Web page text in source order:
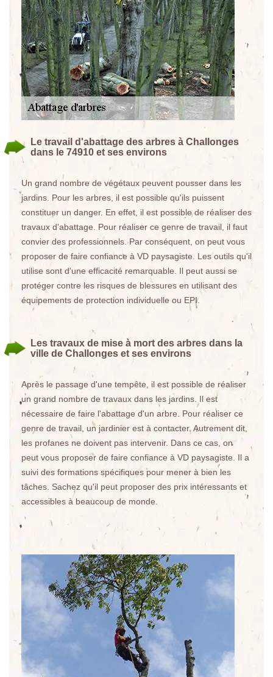
Le travail d'abattage des arbres à Challonges
dans le 74910 et ses environs
Un grand nombre de végétaux peuvent pousser dans les
jardins. Pour les arbres, il est possible qu'ils puissent
constituer un danger. En effet, il est possible de réaliser des
travaux d'abattage. Pour réaliser ce genre de travail, il faut
convier des professionnels. Par conséquent, on peut vous
proposer de faire confiance à VD paysagiste. Les outils qu'il
utilise sont d'une efficacité remarquable. Il peut aussi se
protéger contre les risques de blessures en utilisant des
équipements de protection individuelle ou EPI.
Les travaux de mise à mort des arbres dans la
ville de Challonges et ses environs
Après le passage d'une tempête, il est possible de réaliser
un grand nombre de travaux dans les jardins. Il est
nécessaire de faire l'abattage d'un arbre. Pour réaliser ce
genre de travail, un jardinier est à contacter. Autrement dit,
les profanes ne doivent pas intervenir. Dans ce cas, on
peut vous proposer de faire confiance à VD paysagiste. Il a
suivi des formations spécifiques pour mener à bien les
tâches. Sachez qu'il peut proposer des prix intéressants et
accessibles à beaucoup de monde.